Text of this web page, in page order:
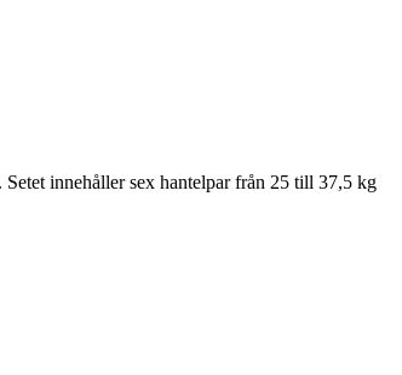
innehåller sex hantelpar från 25 till 37,5 kg